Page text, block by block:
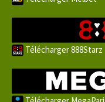
Télécharger 888Starz